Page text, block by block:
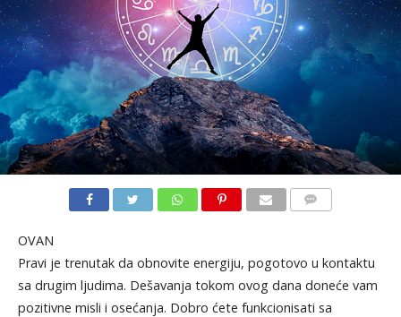
OVAN
Pravi je trenutak da obnovite energiju, pogotovo u kontaktu
sa drugim ljudima. Dešavanja tokom ovog dana doneće vam
pozitivne misli i osećanja. Dobro ćete funkcionisati sa